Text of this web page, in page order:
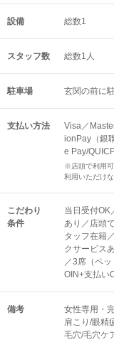
設備 総数1
スタッフ数 総数1人
駐車場 玄関の前に
支払い方法
Visa／
ionPay（銀
e Pay/
※店頭で利用
利用いただけ
こだわり
条件
当日受付OK
あり／店頭
タッフ在籍
クサービス
／3席（ベ
OIN+支払い
備考
女性専用・
肩こり/眼精
毛穴/毛穴ケ